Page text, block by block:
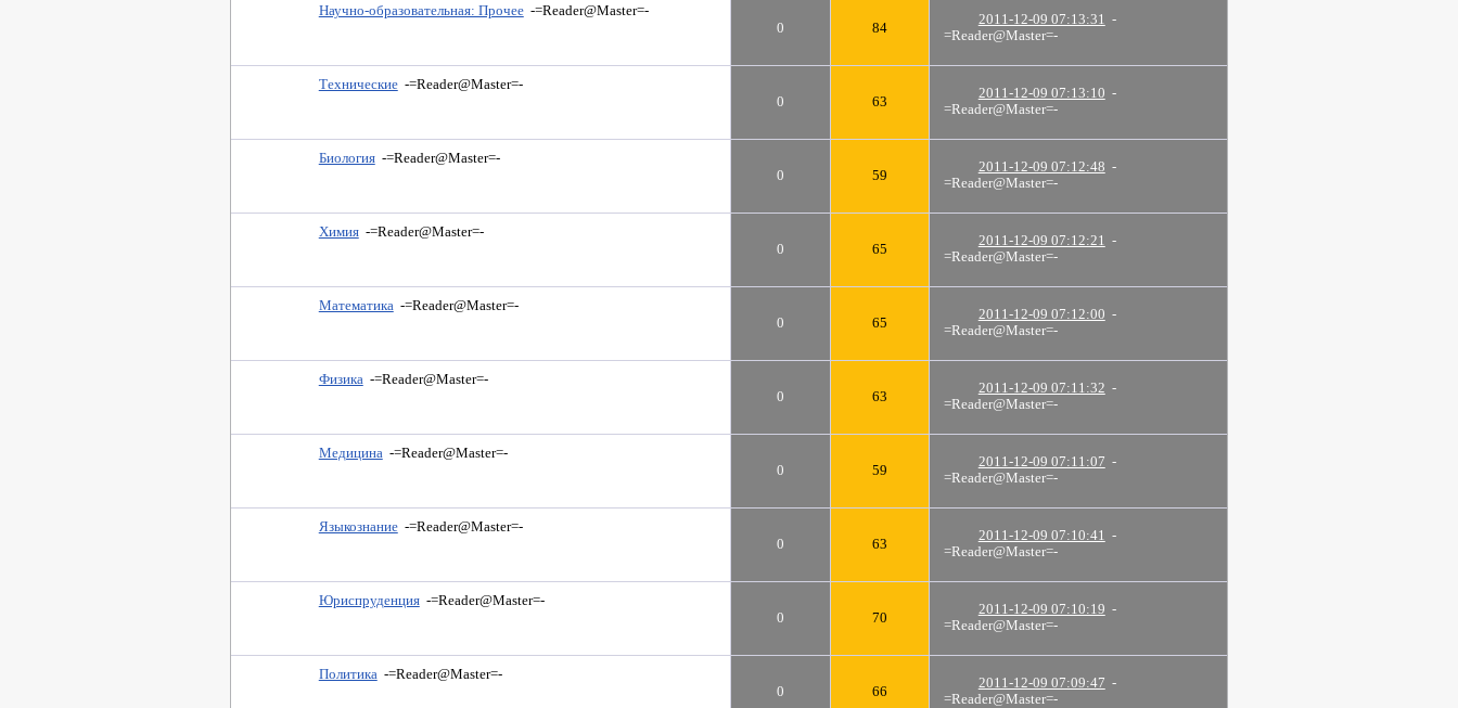
Научно-образовательная: Прочее -=Reader@Master=-
0
84
2011-12-09 07:13:31
-
=Reader@Master=-
Технические -=Reader@Master=-
0
63
2011-12-09 07:13:10 -
=Reader@Master=-
Биология -=Reader@Master=-
0
59
2011-12-09 07:12:48 -
=Reader@Master=-
Химия -=Reader@Master=-
0
65
2011-12-09 07:12:21
-
=Reader@Master=-
Математика -=Reader@Master=-
0
65
2011-12-09 07:12:00 -
=Reader@Master=-
Физика -=Reader@Master=-
0
63
2011-12-09 07:11:32 -
=Reader@Master=-
Медицина -=Reader@Master=-
0
59
2011-12-09 07:11:07 -
=Reader@Master=-
Языкознание -=Reader@Master=-
0
63
2011-12-09 07:10:41
-
=Reader@Master=-
Юриспруденция -=Reader@Master=-
0
70
2011-12-09 07:10:19 -
=Reader@Master=-
Политика -=Reader@Master=-
0
66
2011-12-09 07:09:47 -
=Reader@Master=-